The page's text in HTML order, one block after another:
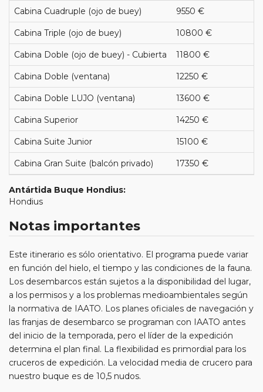
Cabina Cuadruple (ojo de buey) 9550 €
Cabina Triple (ojo de buey) 10800 €
Cabina Doble (ojo de buey) - Cubierta 11800 €
Cabina Doble (ventana) 12250 €
Cabina Doble LUJO (ventana) 13600 €
Cabina Superior 14250 €
Cabina Suite Junior 15100 €
Cabina Gran Suite (balcón privado) 17350 €
Antártida Buque Hondius:
Hondius
Notas importantes
Este itinerario es sólo orientativo. El programa puede variar
en función del hielo, el tiempo y las condiciones de la fauna.
Los desembarcos están sujetos a la disponibilidad del lugar,
a los permisos y a los problemas medioambientales según
la normativa de IAATO. Los planes oficiales de navegación y
las franjas de desembarco se programan con IAATO antes
del inicio de la temporada, pero el líder de la expedición
determina el plan final. La flexibilidad es primordial para los
cruceros de expedición. La velocidad media de crucero para
nuestro buque es de 10,5 nudos.